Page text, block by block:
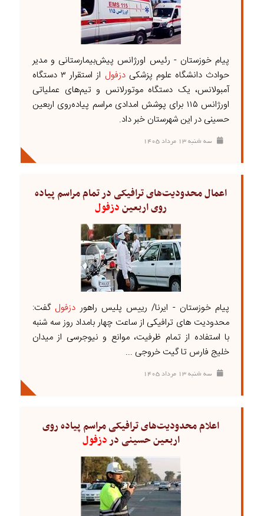
پیام خوزستان - رئیس اورژانس پیش‌بیمارستانی و مدیر
حوادث دانشگاه علوم پزشکیدزفول
از استقرار ۳ دستگاه
آمبولانس، یک دستگاه موتورلانس و تیم‌های عملیاتی
اورژانس ۱۱۵ برای پوشش امدادی مراسم پیاده‌روی اربعین
حسینی در این شهرستان خبر داد.
سه شنبه ۱۳ مرداد ۱۴۰۵
اعمال محدودیت‌های ترافیکی در تمام مراسم پیاده
روی اربعیندزفول
پیام خوزستان - ایرنا/ رییس پلیس راهور دزفول گفت:
محدودیت های ترافیکی از ساعت چهار بامداد روز سه شنبه
با استفاده از تمام ظرفیت، موانع و نیوجرسی از میدان
خلیج فارس تا گیت خروجی ...
سه شنبه ۱۳ مرداد ۱۴۰۵
اعلام محدودیت‌های ترافیکی مراسم پیاده روی
اربعین حسینی دردزفول